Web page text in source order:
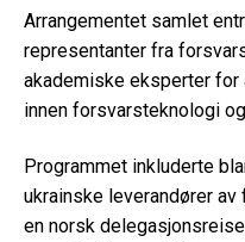
Arrangementet samlet
representanter fra
akademiske eksperter
innen forsvarsteknologi
Programmet inkluderte
ukrainske leverandører
en norsk